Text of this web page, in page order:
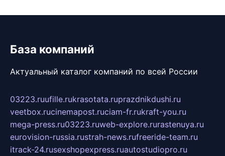
База компаний
Актуальный каталог компаний по всей России
03223.ruufille.rukrasotata.ruprazdnikdushi.ru
veetbox.rucinemapost.ruciam-fr.rukraft-you.ru
mega-press.ru03223.ruweb-explore.rurastenuya.ru
eurovision-russia.rustrah-news.rufreeride-team.ru
itrack-24.rusexshopexpress.ruautostudiopro.ru